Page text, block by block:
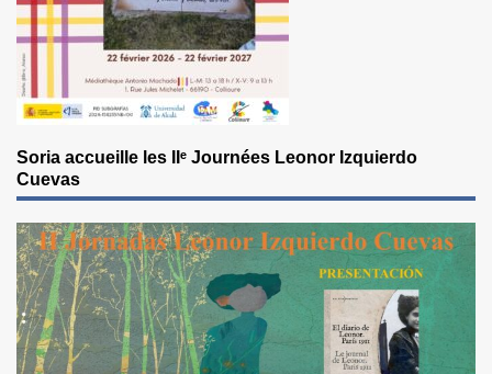
Soria accueille les IIᵉ Journées Leonor Izquierdo
Cuevas